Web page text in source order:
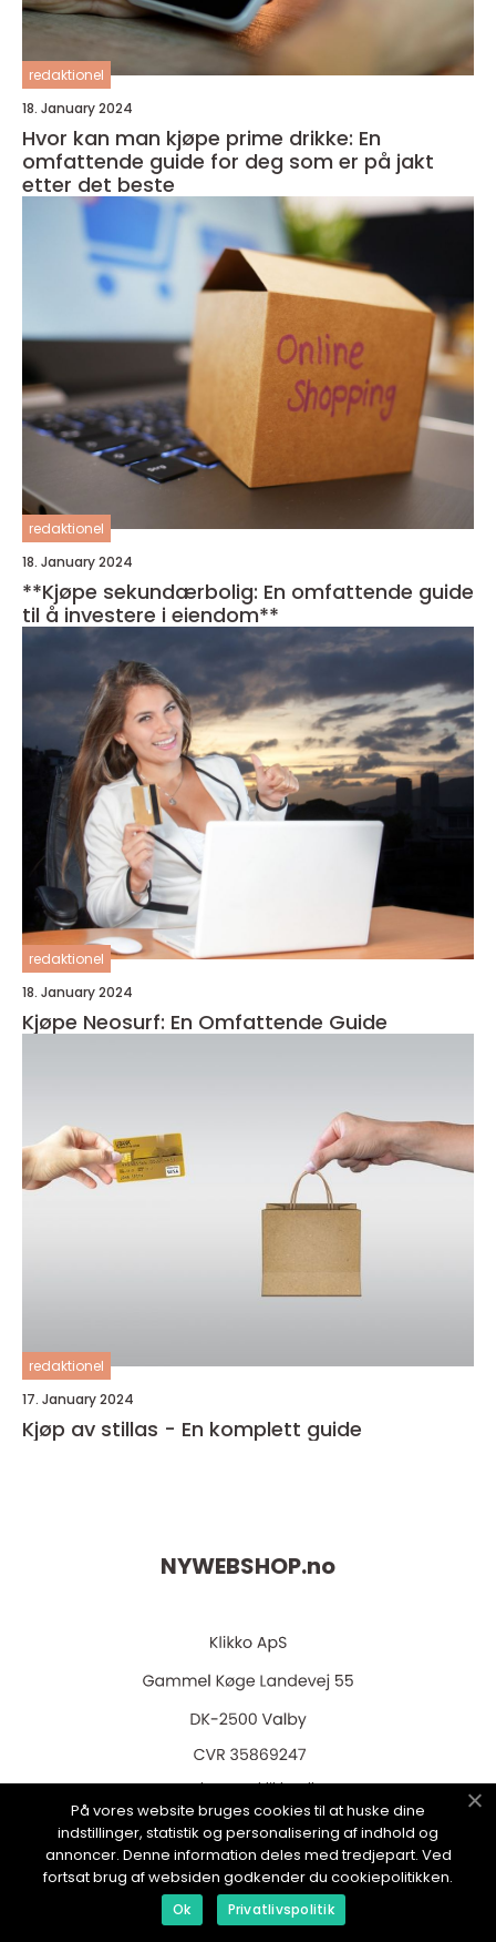
redaktionel
18. January 2024
Hvor kan man kjøpe prime drikke: En
omfattende guide for deg som er på jakt
etter det beste
redaktionel
18. January 2024
**Kjøpe sekundærbolig: En omfattende guide
til å investere i eiendom**
redaktionel
18. January 2024
Kjøpe Neosurf: En Omfattende Guide
redaktionel
17. January 2024
Kjøp av stillas - En komplett guide
NYWEBSHOP.no
web:www.klikko.dk
Menu
På vores website bruges cookies til at huske dine
indstillinger, statistik og personalisering af indhold og
annoncer. Denne information deles med tredjepart. Ved
fortsat brug af websiden godkender du cookiepolitikken.
Ok Privatlivspolitik